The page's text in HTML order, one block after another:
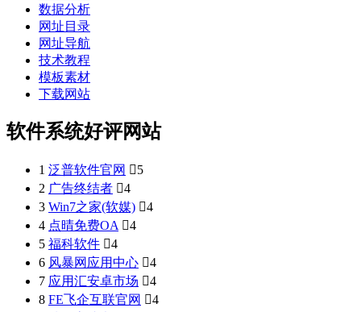
数据分析
网址目录
网址导航
技术教程
模板素材
下载网站
软件系统好评网站
1 泛普软件官网 5
2 广告终结者 4
3 Win7之家(软媒) 4
4 点晴免费OA 4
5 福科软件 4
6 风暴网应用中心 4
7 应用汇安卓市场 4
8 FE飞企互联官网 4